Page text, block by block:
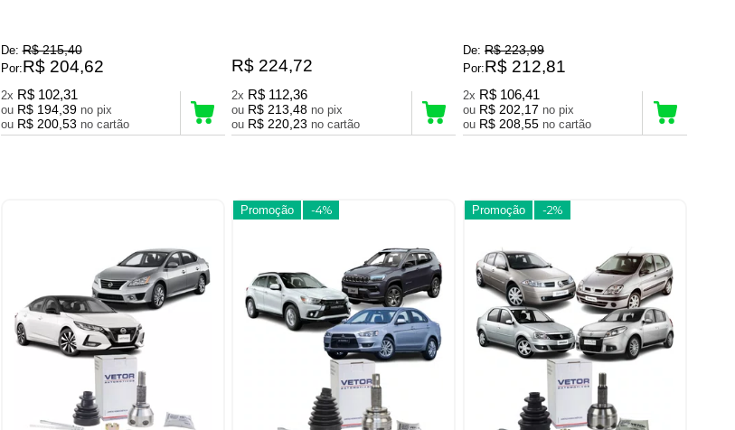
De: R$ 215,40
Por:R$ 204,62
2x R$ 102,31
ou R$ 194,39
no pix
ou R$ 200,53 no cartão
R$ 224,72
2x R$ 112,36
ou R$ 213,48
no pix
ou R$ 220,23 no cartão
De: R$ 223,99
Por:R$ 212,81
2x R$ 106,41
ou R$ 202,17
no pix
ou R$ 208,55 no cartão
Promoção -4% Promoção -2%